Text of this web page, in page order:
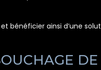
et bénéficier ainsi d’une
DE